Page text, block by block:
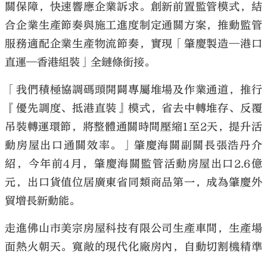
關保障，快速響應企業訴求。創新前置監管模式，結
合企業生產節奏與施工進度制定通關方案，推動監管
服務適配企業生產物流節奏，實現「肇慶製造—港口
直運—香港組裝」全鏈條銜接。
「我們積極協調碼頭開闢專屬堆場及作業通道，推行
『優先調度、抵港直裝』模式，省去中轉堆存、反覆
吊裝轉運環節，將整體通關時間壓縮1至2天，提升活
動房屋出口通關效率。」肇慶海關副關長張浩丹介
紹，今年前4月，肇慶海關監管活動房屋出口2.6億
元，出口貨值位居廣東省同類商品第一，成為肇慶外
貿增長新動能。
走進佛山市美宗房屋科技有限公司生產車間，生產場
面熱火朝天。寬敞的現代化廠房內，自動切割機精準